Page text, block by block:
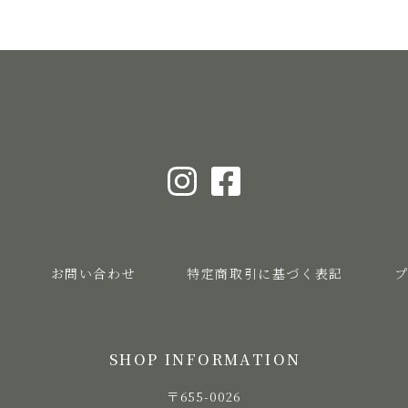
お問い合わせ 特定商取引に基づく表記
SHOP INFORMATION
〒655-0026